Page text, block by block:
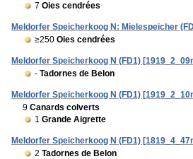
7 Oies cendrées
Meldorfer Speicherkoog N: Mielespeicher
≥250 Oies cendrées
Meldorfer Speicherkoog N (FD1)
- Tadornes de Belon
Meldorfer Speicherkoog N (FD1)
9 Canards colverts
1 Grande Aigrette
Meldorfer Speicherkoog N (FD1)
2 Tadornes de Belon